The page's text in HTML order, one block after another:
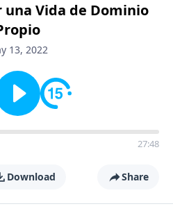
una Vida de Dominio
13, 2022
27:48
Download Share